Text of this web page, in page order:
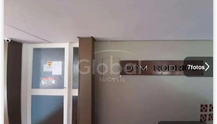
7fotos